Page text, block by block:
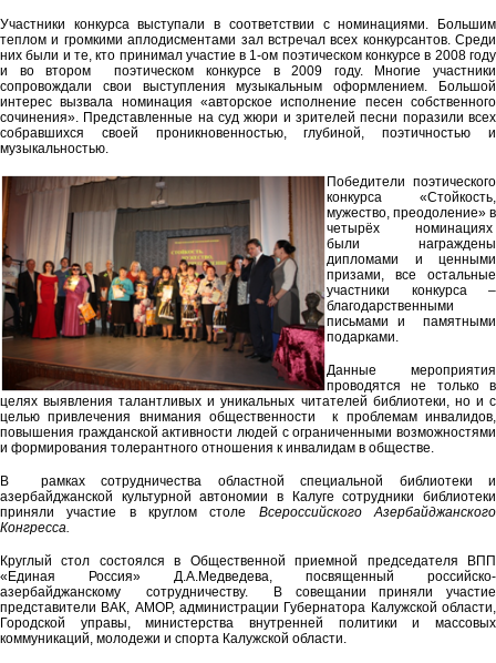
Участники конкурса выступали в соответствии с номинациями. Большим
теплом и громкими аплодисментами зал встречал всех конкурсантов. Среди
них были и те, кто принимал участие в 1-ом поэтическом конкурсе в 2008 году
и во втором поэтическом конкурсе в 2009 году. Многие участники
сопровождали свои выступления музыкальным оформлением. Большой
интерес вызвала номинация «авторское исполнение песен собственного
сочинения». Представленные на суд жюри и зрителей песни поразили всех
собравшихся своей проникновенностью, глубиной, поэтичностью и
музыкальностью.
Победители поэтического
конкурса «Стойкость,
мужество, преодоление» в
четырёх номинациях
были награждены
дипломами и ценными
призами, все остальные
участники конкурса –
благодарственными
письмами и памятными
подарками.
Данные мероприятия
проводятся не только в
целях выявления талантливых и уникальных читателей библиотеки, но и с
целью привлечения внимания общественности к проблемам инвалидов,
повышения гражданской активности людей с ограниченными возможностями
и формирования толерантного отношения к инвалидам в обществе.
В рамках сотрудничества областной специальной библиотеки и
азербайджанской культурной автономии в Калуге сотрудники библиотеки
приняли участие в круглом столе Всероссийского Азербайджанского
Конгресса.
Круглый стол состоялся в Общественной приемной председателя ВПП
«Единая Россия» Д.А.Медведева, посвященный российско-
азербайджанскому сотрудничеству. В совещании приняли участие
представители ВАК, АМОР, администрации Губернатора Калужской области,
Городской управы, министерства внутренней политики и массовых
коммуникаций, молодежи и спорта Калужской области.